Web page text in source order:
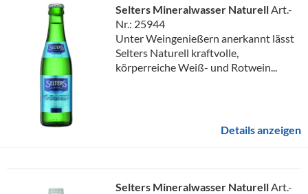
Selters Mineralwasser NaturellArt.-
Nr.: 25944
Unter Weingenießern anerkannt lässt
Selters Naturell kraftvolle,
körperreiche Weiß- und Rotwein...
Details anzeigen
Selters Mineralwasser NaturellArt.-